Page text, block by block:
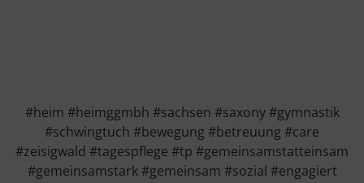
#heim #heimggmbh #sachsen #saxony #gymnastik
#schwingtuch #bewegung #betreuung #care
#zeisigwald #tagespflege #tp #gemeinsamstatteinsam
#gemeinsamstark #gemeinsam #sozial #engagiert